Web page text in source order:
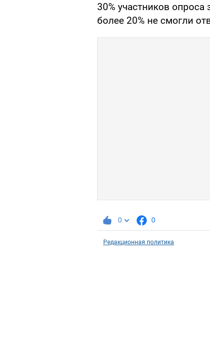
30% участников
более 20% не смогли
0 0
Редакционная политика